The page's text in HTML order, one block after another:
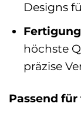
Designs
höchste
präzise
Passend